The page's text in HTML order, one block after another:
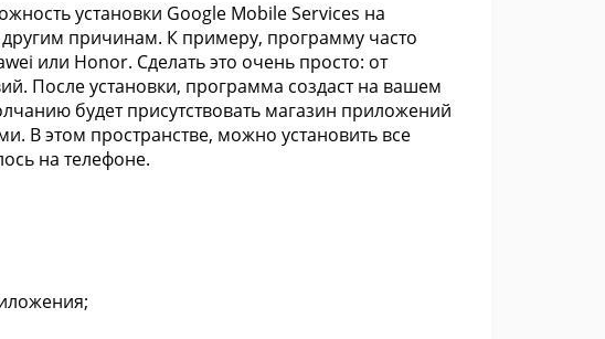
установки Google Mobile Services на
другим причинам. К примеру, программу часто
или Honor. Сделать это очень просто: от
После установки, программа создаст на вашем
будет присутствовать магазин приложений
В этом пространстве, можно установить все
на телефоне.